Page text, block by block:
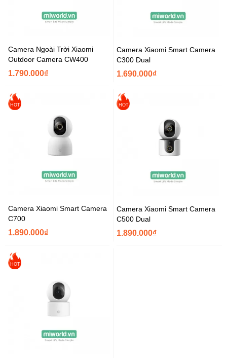
Camera Ngoài Trời Xiaomi
Outdoor Camera CW400
1.790.000₫
Camera Xiaomi Smart Camera
C300 Dual
1.690.000₫
HOT
Camera Xiaomi Smart Camera
C700
1.890.000₫
HOT
Camera Xiaomi Smart Camera
C500 Dual
1.890.000₫
HOT